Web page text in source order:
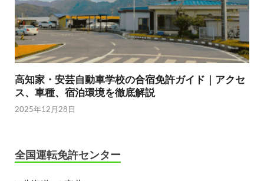
高知家・安芸自動車学校の合宿免許ガイド｜アクセ
ス、車種、宿泊環境を徹底解説
2025年12月28日
全国運転免許センター